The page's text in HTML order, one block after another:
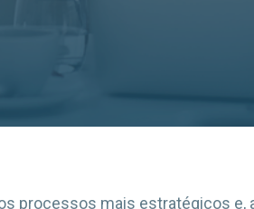
processos mais estratégicos e,